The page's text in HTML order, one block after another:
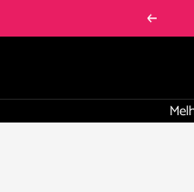
Anterior